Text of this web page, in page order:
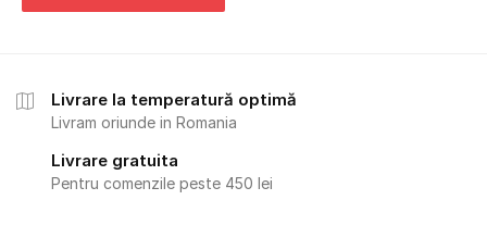
Livrare la temperatură optimă
Livram oriunde in Romania
Livrare gratuita
Pentru comenzile peste 450 lei